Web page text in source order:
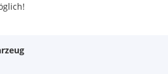
ohne Anzahlung mit monatlicher
kein Kasko nötig.